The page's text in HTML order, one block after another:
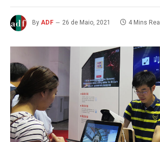
By ADF 26 de Maio, 2021 4 Mins